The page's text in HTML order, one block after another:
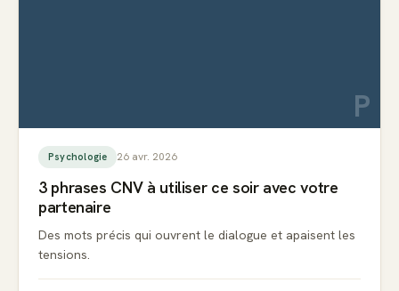
P
Psychologie 26 avr. 2026
3 phrases CNV à utiliser ce soir avec votre
partenaire
Des mots précis qui ouvrent le dialogue et apaisent les
tensions.